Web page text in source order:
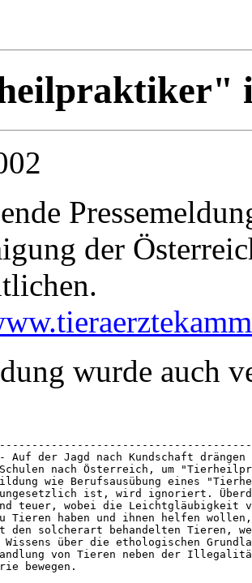
der
wurde auch
- Auf der Jagd nach Kundschaft
nach Österreich, um
wie Berufsausübung eines
ist, wird ignoriert.
teuer, wobei die Leichtgläubigkeit
Tieren haben und ihnen helfen
den solcherart behandelten Tieren,
Wissens über die ethologischen
von Tieren neben der
bewegen.